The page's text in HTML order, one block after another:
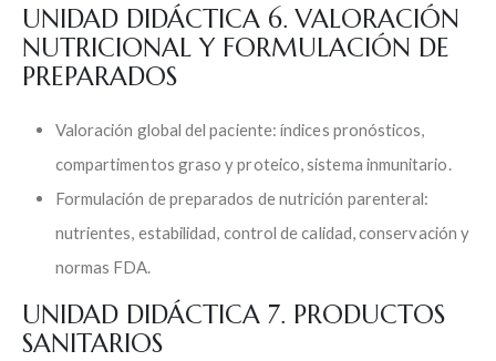
UNIDAD DIDÁCTICA 6. VALORACIÓN
NUTRICIONAL Y FORMULACIÓN DE
PREPARADOS
Valoración global del paciente: índices pronósticos,
compartimentos graso y proteico, sistema inmunitario.
Formulación de preparados de nutrición parenteral:
nutrientes, estabilidad, control de calidad, conservación y
normas FDA.
UNIDAD DIDÁCTICA 7. PRODUCTOS
SANITARIOS